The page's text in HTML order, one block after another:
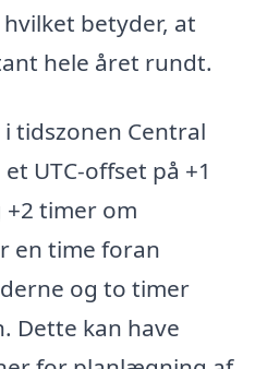
betyder, at
hele året rundt.
tidszonen Central
UTC-offset på +1
timer om
en time foran
og to timer
Dette kan have